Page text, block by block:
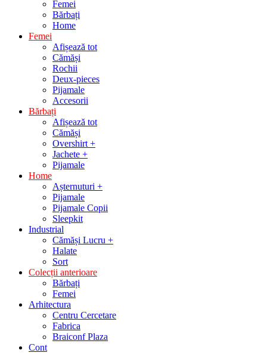
Femei
Bărbați
Home
Femei
Afișează tot
Cămăși
Rochii
Deux-pieces
Pijamale
Accesorii
Bărbați
Afișează tot
Cămăși
Overshirt +
Jachete +
Pijamale
Home
Așternuturi +
Pijamale
Pijamale Copii
Sleepkit
Industrial
Cămăși Lucru +
Halate
Sort
Colecții anterioare
Bărbați
Femei
Arhitectura
Centru Cercetare
Fabrica
Braiconf Plaza
Cont